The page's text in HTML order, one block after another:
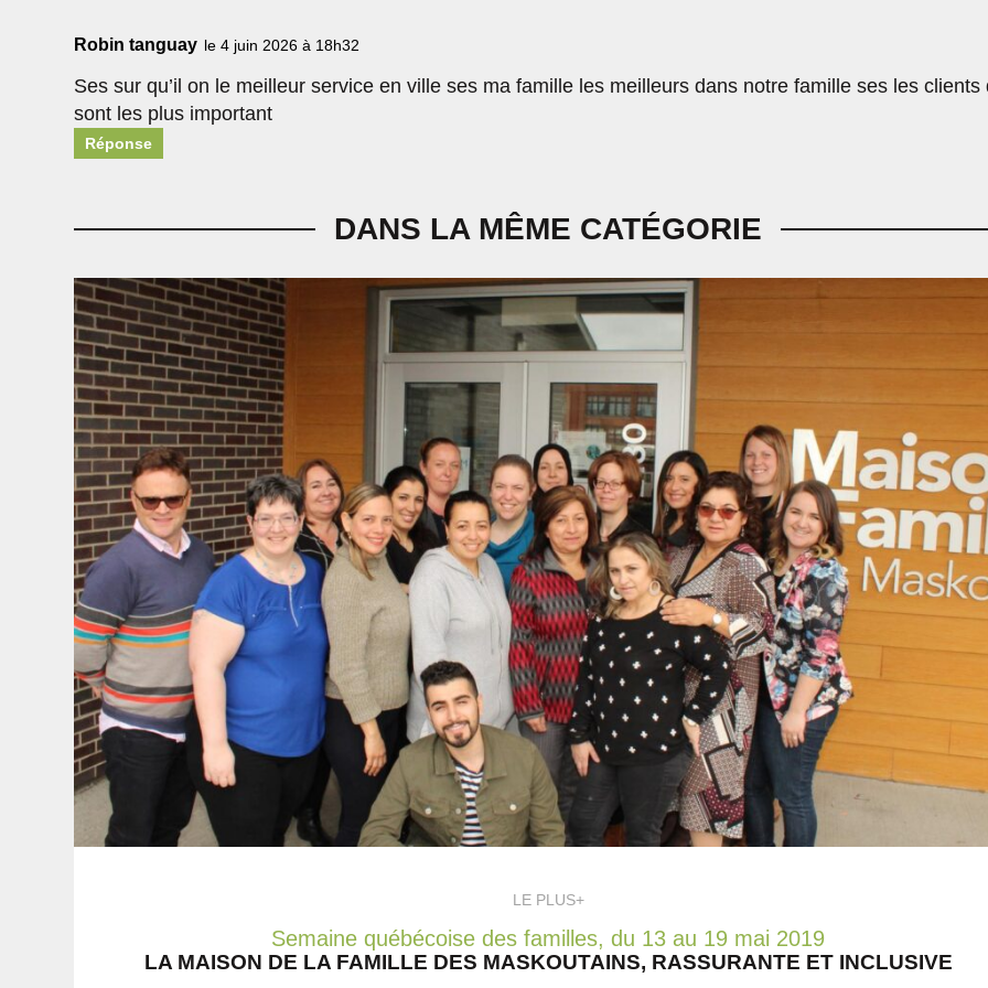
Robin tanguay le 4 juin 2026 à 18h32
Ses sur qu’il on le meilleur service en ville ses ma famille les meilleurs dans notre famille ses les clients
sont les plus important
Réponse
DANS LA MÊME CATÉGORIE
LE PLUS+
Semaine québécoise des familles, du 13 au 19 mai 2019
LA MAISON DE LA FAMILLE DES MASKOUTAINS, RASSURANTE ET INCLUSIVE